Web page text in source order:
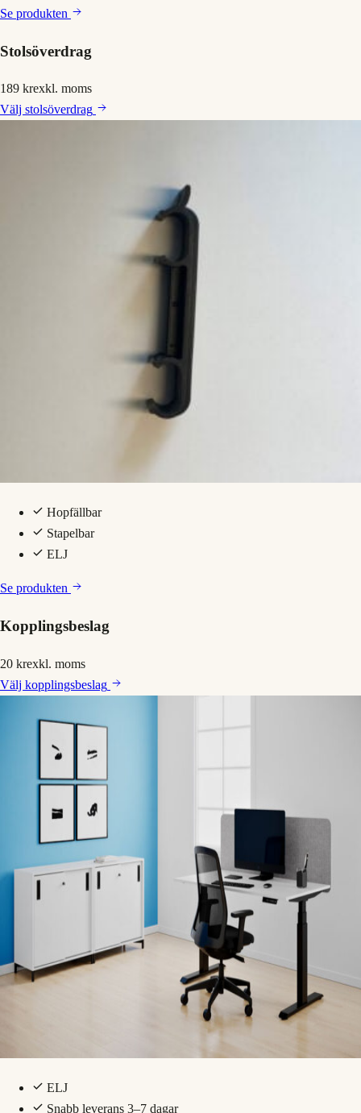
Se produkten
Stolsöverdrag
189 krexkl. moms
Välj stolsöverdrag
Hopfällbar
Stapelbar
ELJ
Se produkten
Kopplingsbeslag
20 krexkl. moms
Välj kopplingsbeslag
ELJ
Snabb leverans 3–7 dagar